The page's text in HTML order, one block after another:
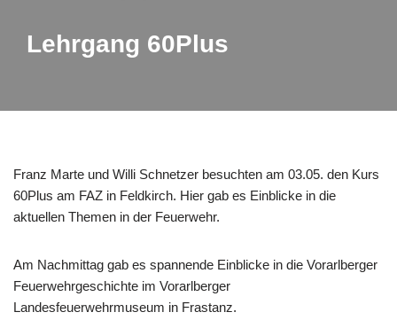
Lehrgang 60Plus
Franz Marte und Willi Schnetzer besuchten am 03.05. den Kurs
60Plus am FAZ in Feldkirch. Hier gab es Einblicke in die
aktuellen Themen in der Feuerwehr.
Am Nachmittag gab es spannende Einblicke in die Vorarlberger
Feuerwehrgeschichte im Vorarlberger
Landesfeuerwehrmuseum in Frastanz.